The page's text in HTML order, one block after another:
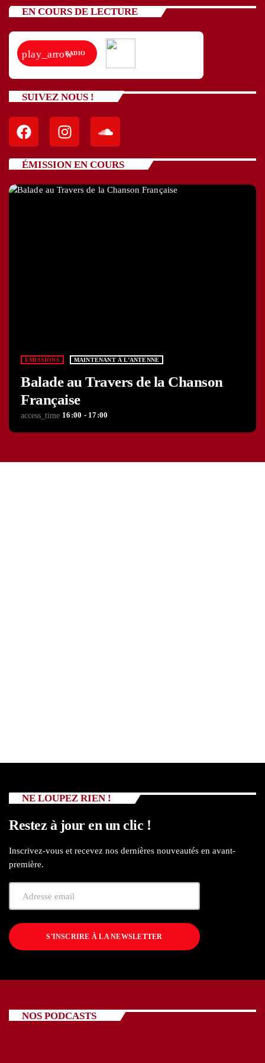
EN COURS DE LECTURE
play_arrowRADIO
SUIVEZ NOUS !
ÉMISSION EN COURS
EMISSIONS MAINTENANT À L’ANTENNE
Balade au Travers de la Chanson
Française
access_time 16:00 - 17:00
NE LOUPEZ RIEN !
Restez à jour en un clic !
Inscrivez-vous et recevez nos dernières nouveautés en avant-
première.
S'INSCRIRE À LA NEWSLETTER
NOS PODCASTS